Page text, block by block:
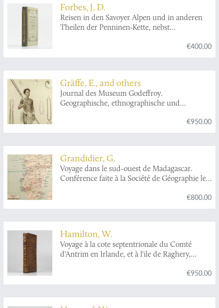
Forbes, J. D.
Reisen in den Savoyer Alpen und in anderen
Theilen der Penninen-Kette, nebst
€400.00
Gräffe, E., and others
Journal des Museum Godeffroy.
Geographische, ethnographische und
ethnographical part].
€950.00
Grandidier, G.
Voyage dans le sud-ouest de Madagascar.
Conférence faite à la Société de Géographie le 5
€800.00
Hamilton, W.
Voyage à la cote septentrionale du Comté
d'Antrim en Irlande, et à l'ile de Raghery,
observations sur les antiquités & moeurs de ce
€950.00